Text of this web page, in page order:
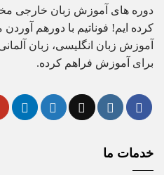
دوره های آموزش زبان خارجی
کرده ایم! فوناتیم با دورهم
آموزش زبان انگلیسی، زبان
برای آموزش فراهم کرده.
خدمات ما